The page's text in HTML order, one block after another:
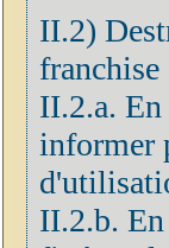
II.2)
II.2.a.
informer
II.2.b.